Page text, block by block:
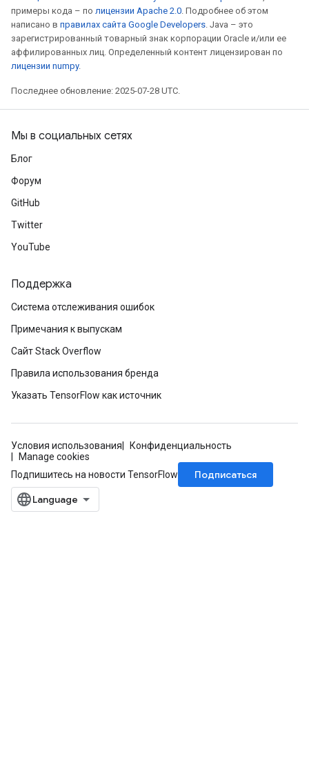
примеры кода – по лицензии Apache 2.0. Подробнее об этом
написано в правилах сайта Google Developers. Java – это
зарегистрированный товарный знак корпорации Oracle и/или ее
аффилированных лиц. Определенный контент лицензирован по
лицензии numpy.
Последнее обновление: 2025-07-28 UTC.
Мы в социальных сетях
Блог
Форум
GitHub
Twitter
YouTube
Поддержка
Система отслеживания ошибок
Примечания к выпускам
Сайт Stack Overflow
Правила использования бренда
Указать TensorFlow как источник
Условия использования
Конфиденциальность
Manage cookies
Подпишитесь на новости TensorFlow
Подписаться